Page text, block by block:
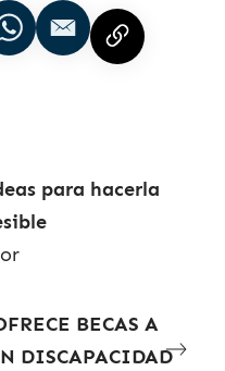
para hacerla
BECAS A
DISCAPACIDAD